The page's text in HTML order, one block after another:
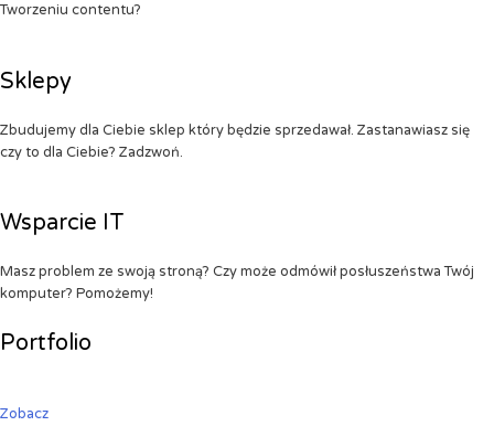
Tworzeniu contentu?
Sklepy
Zbudujemy dla Ciebie sklep który będzie sprzedawał. Zastanawiasz się
czy to dla Ciebie? Zadzwoń.
Wsparcie IT
Masz problem ze swoją stroną? Czy może odmówił posłuszeństwa Twój
komputer? Pomożemy!
Portfolio
Zobacz